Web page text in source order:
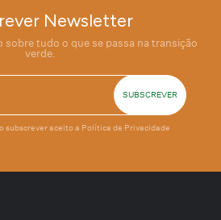
Newsletter
tudo o que se passa na transição
verde.
subscrever aceito a Política de Privacidade